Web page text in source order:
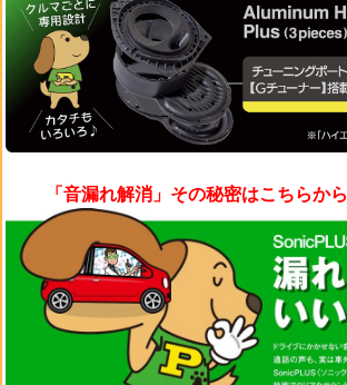
「音漏れ解消」その秘密はこちらから